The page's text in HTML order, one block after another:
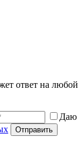
ответ на любой
Даю
Отправить